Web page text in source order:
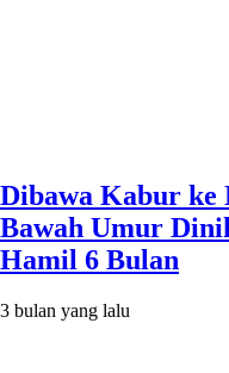
Dibawa Kabur ke
Bawah Umur
Hamil 6 Bulan
3 bulan yang lalu